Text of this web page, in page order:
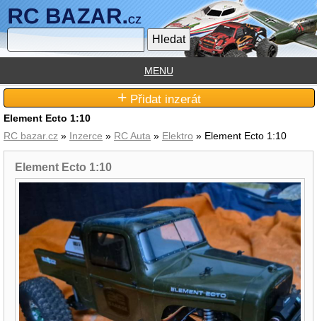
Element Ecto 1:10
Element Ecto 1:10
RC bazar.cz » Inzerce » RC Auta » Elektro » Element Ecto 1:10
MENU
+ Přidat inzerát